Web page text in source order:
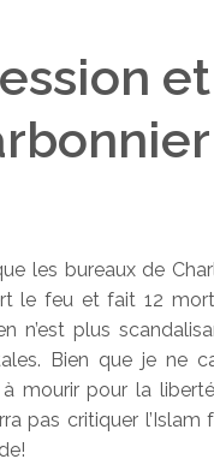
les bureaux de
le feu et fait 12
n’est plus
Bien que je ne
mourir pour la
pas critiquer